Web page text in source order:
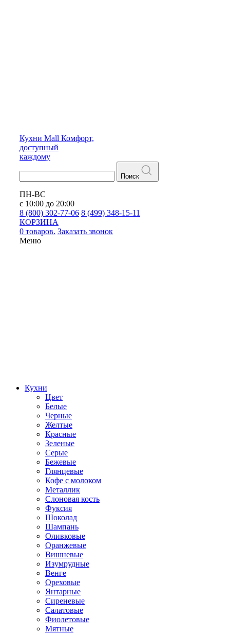
Кухни Mall Комфорт,
доступный
каждому
Поиск
ПН-ВС
с 10:00 до 20:00
8 (800) 302-77-06 8 (499) 348-15-11
КОРЗИНА
0 товаров. Заказать звонок
Меню
Кухни
Цвет
Белые
Черные
Желтые
Красные
Зеленые
Серые
Бежевые
Глянцевые
Кофе с молоком
Металлик
Слоновая кость
Фуксия
Шоколад
Шампань
Оливковые
Оранжевые
Вишневые
Изумрудные
Венге
Ореховые
Янтарные
Сиреневые
Салатовые
Фиолетовые
Мятные